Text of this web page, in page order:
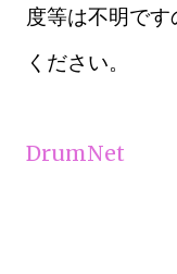
度等は不明で
ください。
DrumNet